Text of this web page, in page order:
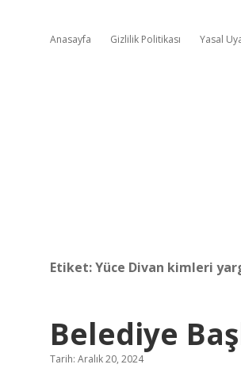
Anasayfa Gizlilik Politikası Yasal
Etiket:Yüce Divan kimleri
Belediye
Tarih: Aralık 20, 2024